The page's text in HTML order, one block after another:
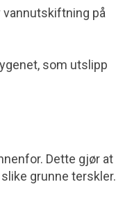
vannutskiftning på
som utslipp
Dette gjør at
grunne terskler.